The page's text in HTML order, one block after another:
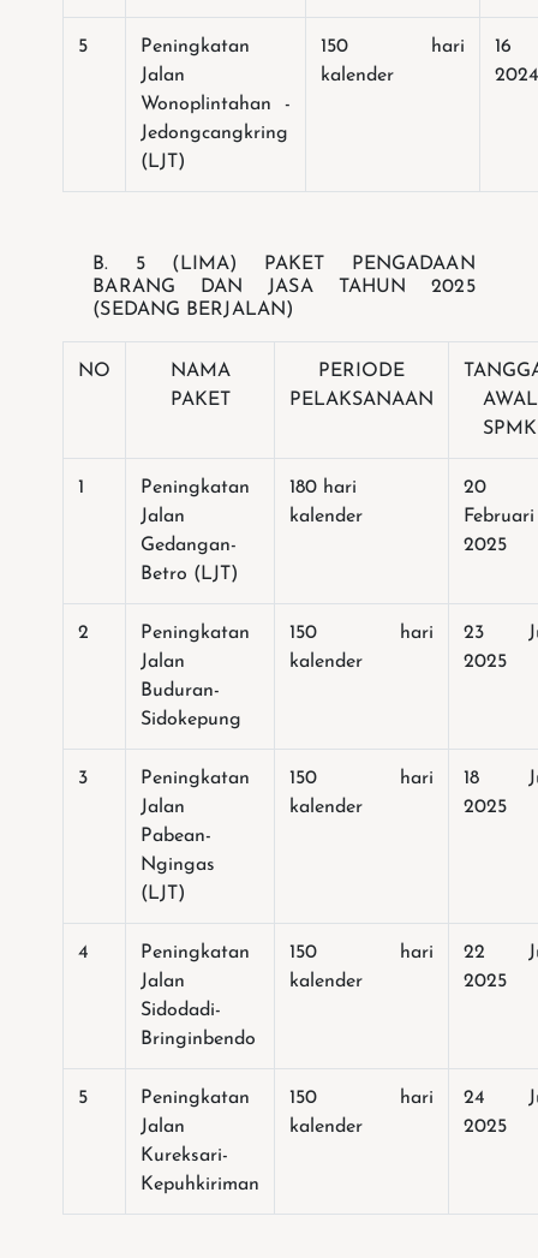
5
Peningkatan
Jalan
Wonoplintahan -
Jedongcangkring
(LJT)
150 hari
kalender
16
B. 5 (LIMA) PAKET PENGADAAN
BARANG DAN JASA TAHUN 2025
(SEDANG BERJALAN)
NO
NAMA
PAKET
PERIODE
PELAKSANAAN
AWAL
SPMK
1
Peningkatan
Jalan
Gedangan-
Betro (LJT)
180 hari
kalender
20
Februari
2025
2
Peningkatan
Jalan
Buduran-
Sidokepung
150 hari
kalender
23
2025
3
Peningkatan
Jalan
Pabean-
Ngingas
(LJT)
150 hari
kalender
18
2025
4
Peningkatan
Jalan
Sidodadi-
Bringinbendo
150 hari
kalender
22
2025
5
Peningkatan
Jalan
Kureksari-
Kepuhkiriman
150 hari
kalender
24
2025